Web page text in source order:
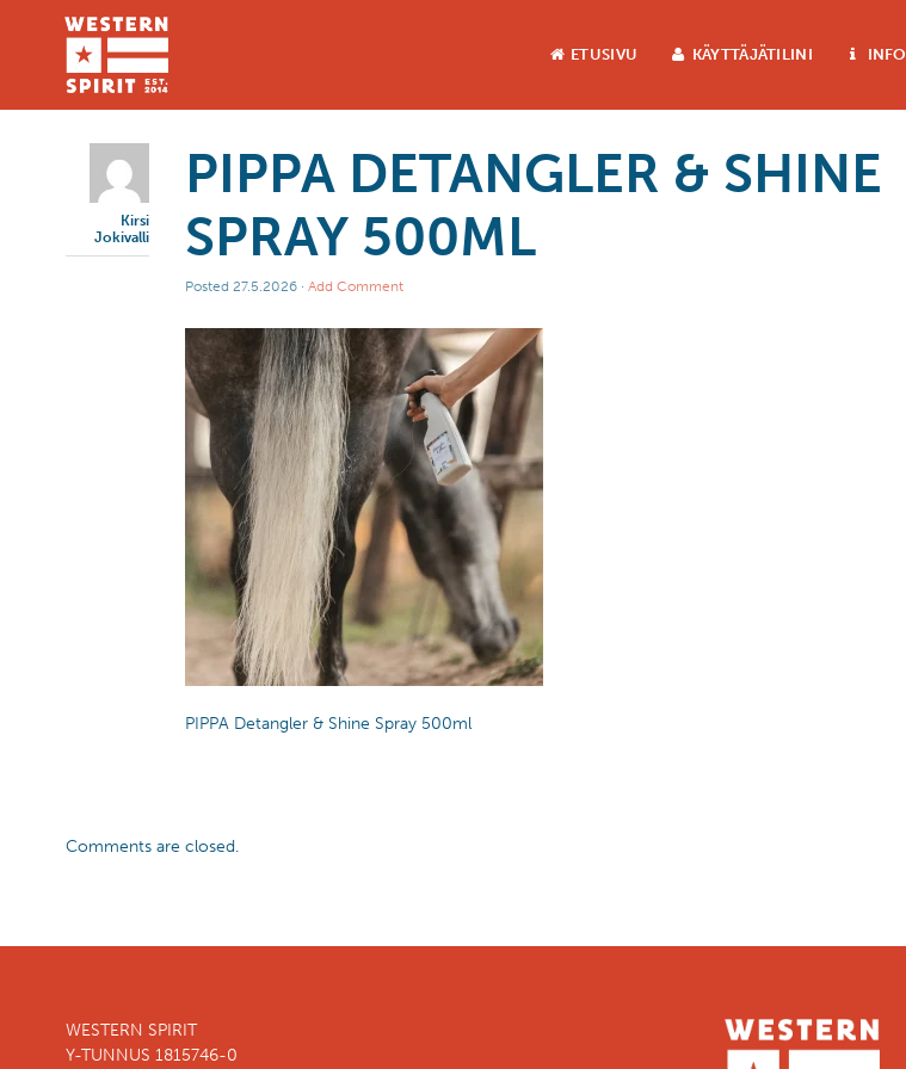
ETUSIVU KÄYTTÄJÄTILINI INFO
Kirsi
Jokivalli
PIPPA DETANGLER & SHINE
SPRAY 500ML
Posted 27.5.2026 · Add Comment
PIPPA Detangler & Shine Spray 500ml
Comments are closed.
WESTERN SPIRIT
Y-TUNNUS 1815746-0